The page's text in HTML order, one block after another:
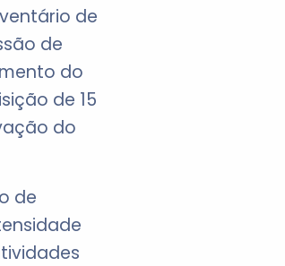
de
de
do
de 15
do
de